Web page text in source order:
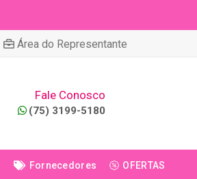
Área do Representante
Fale Conosco
(75) 3199-5180
Fornecedores OFERTAS